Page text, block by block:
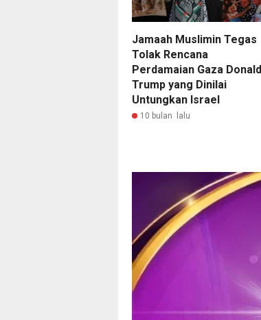
Jamaah Muslimin Tegas
Tolak Rencana
Perdamaian Gaza Donald
Trump yang Dinilai
Untungkan Israel
10 bulan lalu